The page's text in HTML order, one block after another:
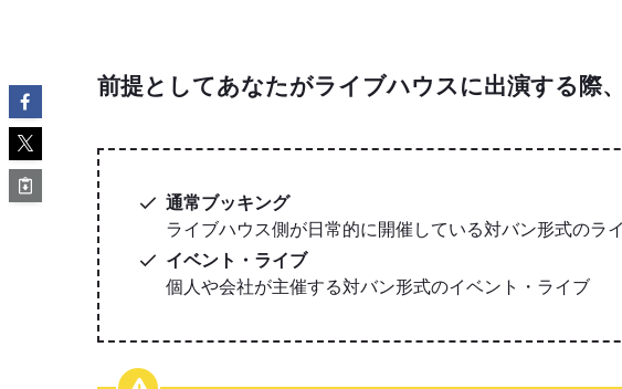
前提としてあなたがライブハウスに出演する際
通常ブッキング
ライブハウス側が日常的に開催している対バン形式のラ
イベント・ライブ
個人や会社が主催する対バン形式のイベント・ライブ